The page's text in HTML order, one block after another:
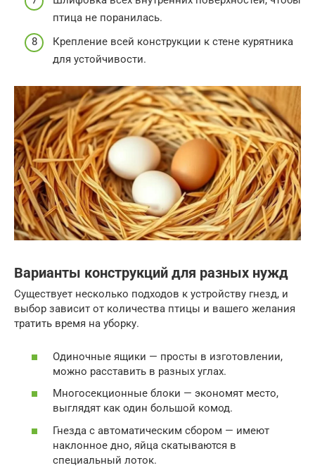
птица не поранилась.
Крепление всей конструкции к стене курятника
для устойчивости.
Варианты конструкций для разных нужд
Существует несколько подходов к устройству гнезд, и
выбор зависит от количества птицы и вашего желания
тратить время на уборку.
Одиночные ящики — просты в изготовлении,
можно расставить в разных углах.
Многосекционные блоки — экономят место,
выглядят как один большой комод.
Гнезда с автоматическим сбором — имеют
наклонное дно, яйца скатываются в
специальный лоток.